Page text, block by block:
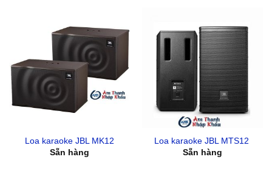
Loa karaoke JBL MK12
Sẵn hàng
Loa karaoke JBL MTS12
Sẵn hàng